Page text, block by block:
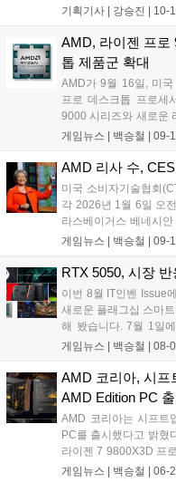
극복하고자 한다. 뉴럴
성능을 향상시키고 레
폭 사용을 줄일 계획이다
기획기사 | 강승진 | 10-
AMD, 라이젠 프로
톱 제품군 확대
AMD가 9월 16일, 미
프로 데스크톱 프로세
9000 시리즈와 새로운
된다. 비즈니스 데스크
로 7000 프로세서는 효
간소화된 관리 기능을
지원한다....
게임뉴스 | 백승철 | 09-
AMD 리사 수,
미국 소비자기술협회
각 2026년 1월 6일 오
라스베이거스 베네시
리는 CES 2026 개막
미래형 AI 솔루션에 대
고객과 파트너들의 세
명할 예정이다....
게임뉴스 | 백승철 | 09-
RTX 5050, 시장
이번 8월 IT인벤 Issue
새로운 플래그십 스마
해 봤습니다. 7월 1일
업, RTX 5050이 출시
세계 하드웨어 커뮤니
게임뉴스 | 백승철 | 08-
AMD 코리아, 시프
AMD Edition PC
AMD 코리아는 시프트
PC를 출시했다고 밝혔
라이젠 7 9800X3D 프
가 탑재되어 가장 높은
게임뉴스 | 백승철 | 06-